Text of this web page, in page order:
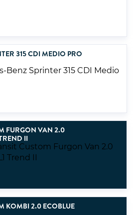
315 CDI MEDIO PRO
FURGON VAN 2.0
II
KOMBI 2.0 ECOBLUE